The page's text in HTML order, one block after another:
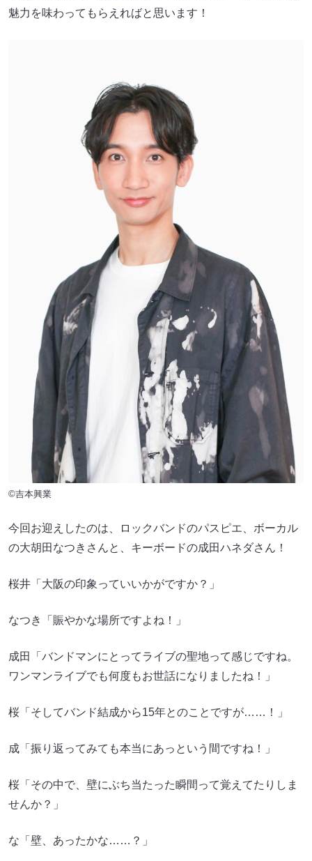
魅力を味わってもらえればと思います！
©吉本興業
今回お迎えしたのは、ロックバンドのパスピエ、ボーカル
の大胡田なつきさんと、キーボードの成田ハネダさん！
桜井「大阪の印象っていいかがですか？」
なつき「賑やかな場所ですよね！」
成田「バンドマンにとってライブの聖地って感じですね。
ワンマンライブでも何度もお世話になりましたね！」
桜「そしてバンド結成から15年とのことですが……！」
成「振り返ってみても本当にあっという間ですね！」
桜「その中で、壁にぶち当たった瞬間って覚えてたりしま
せんか？」
な「壁、あったかな……？」